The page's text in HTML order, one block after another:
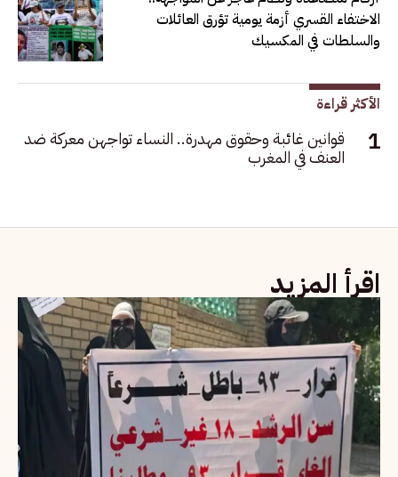
الاختفاء القسري أزمة يومية تؤرق العائلات
والسلطات في المكسيك
الأكثر قراءة
قوانين غائبة وحقوق مهدرة.. النساء تواجهن معركة ضد
العنف في المغرب
اقرأ المزيد